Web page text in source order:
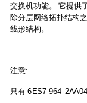
交换机功能。 它提供
除分层网络拓扑结构
线形结构。
注意:
只有 6ES7 964-